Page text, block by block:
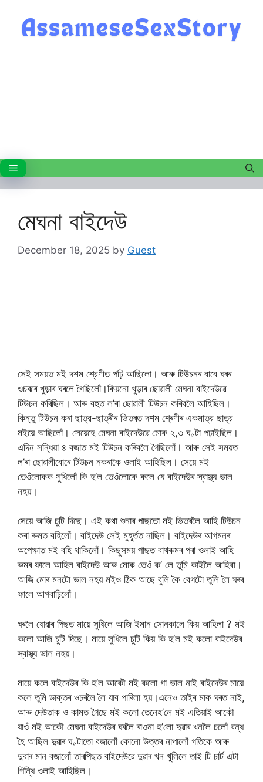
content
Menu
মেঘনা বাইদেউ
December 18, 2025 by Guest
সেই সময়ত মই দশম শ্রেণীত পঢ়ি আছিলো। আৰু টিউচনৰ বাবে ঘৰৰ
ওচৰৰে খুড়াৰ ঘৰলে গৈছিলোঁ।কিয়নো খুড়াৰ ছোৱালী মেঘনা বাইদেউৱে
টিউচন কৰিছিল। আৰু বহুত ল’ৰা ছোৱালী টিউচন কৰিবলৈ আহিছিল।
কিন্তু টিউচন কৰা ছাত্র-ছাত্ৰীৰ ভিতৰত দশম শ্ৰেণীৰ একমাত্র ছাত্র
মইয়ে আছিলোঁ। সেয়েহে মেঘনা বাইদেউৱে মোক ২,৩ ঘণ্টা পঢ়াইছিল।
এদিন সন্ধিয়া ৪ বজাত মই টিউচন কৰিবলৈ গৈছিলোঁ। আৰু সেই সময়ত
ল’ৰা ছোৱালীবোৰে টিউচন নকৰাকৈ ওলাই আহিছিল। সেয়ে মই
তেওঁলোকক সুধিলোঁ কি হ’ল তেওঁলোকে কলে যে বাইদেউৰ স্বাস্থ্য ভাল
নহয়।
সেয়ে আজি চুটি দিছে। এই কথা শুনাৰ পাছতো মই ভিতৰলৈ আহি টিউচন
কৰা ৰুমত বহিলোঁ। বাইদেউ সেই মুহূৰ্তত নাছিল। বাইদেউৰ আগমনৰ
অপেক্ষাত মই বহি থাকিলোঁ। কিছুসময় পাছত বাথৰুমৰ পৰা ওলাই আহি
ৰুমৰ ফালে আহিল বাইদেউ আৰু মোক তেওঁ ক’ লে তুমি কাইলৈ আহিবা।
আজি মোৰ মনটো ভাল নহয় মইও ঠিক আছে বুলি কৈ বেগটো তুলি লৈ ঘৰৰ
ফালে আগবাঢ়িলোঁ।
ঘৰলৈ যোৱাৰ পিছত মায়ে সুধিলে আজি ইমান সোনকালে কিয় আহিলা ? মই
কলো আজি চুটি দিছে। মায়ে সুধিলে চুটি কিয় কি হ’ল মই কলো বাইদেউৰ
স্বাস্থ্য ভাল নহয়।
মায়ে কলে বাইদেউৰ কি হ’ল আকৌ মই কলো গা ভাল নাই বাইদেউৰ মায়ে
কলে তুমি ডাক্তৰ ওচৰলৈ লৈ যাব পাৰিলা হয়।এনেও তাইৰ মাক ঘৰত নাই,
আৰু দেউতাক ও কামত গৈছে মই কলো তেনেহ’লে মই এতিয়াই আকৌ
যাওঁ মই আকৌ মেঘনা বাইদেউৰ ঘৰলৈ ৰাওনা হ’লো দুৱাৰ খনলৈ চলোঁ বন্ধ
হৈ আছিল দুৱাৰ ঘণ্টাতো বজালোঁ কোনো উত্তৰ নাপালোঁ গতিকে আৰু
দুবাৰ মান বজালোঁ তাৰপিছত বাইদেউৱে দুৱাৰ খন খুলিলে তাই টি চার্ট এটা
পিন্ধি ওলাই আহিছিল।